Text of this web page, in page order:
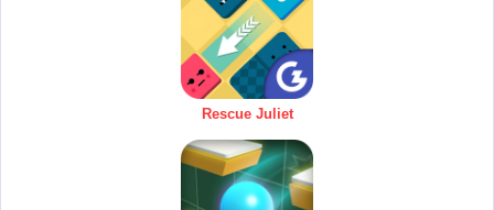
Rescue Juliet